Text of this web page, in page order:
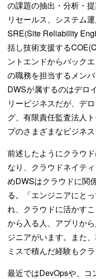
の課題の抽出・分析・
リセールス、システム
SRE(Site Reliability
括し技術支援する
ントエンドからバック
の職務を担当するメンバ
DWSが属するのはデロ
リービジネスだが、デ
グ、有限責任監査法人
プのさまざまなビジネ
前述したようにクラウ
なり、クラウドネイテ
めDWSはクラウドに関
る。「エンジニアにと
れ、クラウドに活かす
から入る人、アプリか
ジニアがいます。また
ミスで積んだ経験もク
最近ではDevOpsや、コ